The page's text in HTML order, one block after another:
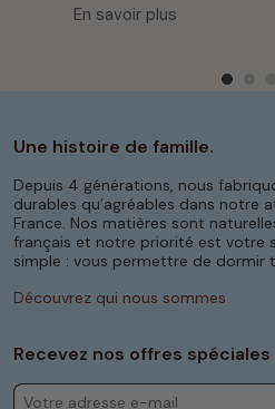
En savoir plus
Une histoire de famille.
Depuis 4 générations, nous
durables qu’agréables dans notre
France. Nos matières sont
français et notre priorité est votre
simple : vous permettre de dormir
Découvrez qui nous sommes
Recevez nos offres spéciales